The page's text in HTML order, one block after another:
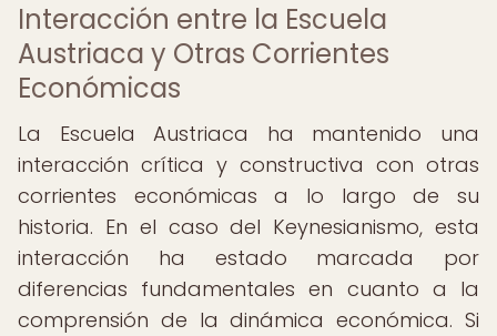
Interacción entre la Escuela
Austriaca y Otras Corrientes
Económicas
La Escuela Austriaca ha mantenido una
interacción crítica y constructiva con otras
corrientes económicas a lo largo de su
historia. En el caso del Keynesianismo, esta
interacción ha estado marcada por
diferencias fundamentales en cuanto a la
comprensión de la dinámica económica. Si